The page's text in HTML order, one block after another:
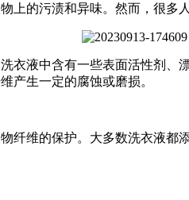
的污渍和异味。然而，很多
液中含有一些表面活性剂、
产生一定的腐蚀或磨损。
维的保护。大多数洗衣液都